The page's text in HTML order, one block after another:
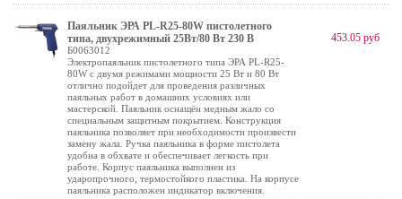
Паяльник ЭРА PL-R25-80W пистолетного
типа, двухрежимный 25Вт/80 Вт 230 В
Б0063012
Электропаяльник пистолетного типа ЭРА PL-R25-
80W с двумя режимами мощности 25 Вт и 80 Вт
отлично подойдет для проведения различных
паяльных работ в домашних условиях или
мастерской. Паяльник оснащён медным жало со
специальным защитным покрытием. Конструкция
паяльника позволяет при необходимости произвести
замену жала. Ручка паяльника в форме пистолета
удобна в обхвате и обеспечивает легкость при
работе. Корпус паяльника выполнен из
ударопрочного, термостойкого пластика. На корпусе
паяльника расположен индикатор включения.
453.05 руб